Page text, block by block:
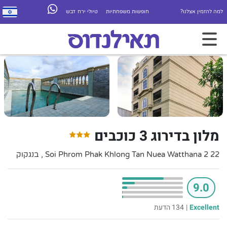
למה להזמין אצלנו? חופשות משפחתיות טיולי ירח דבש
מלון בדירוג 3 כוכבים
22 2 Soi Phrom Phak Khlong Tan Nuea Watthana , בנגקוק
9.0
Excellent
| 134 הדעת